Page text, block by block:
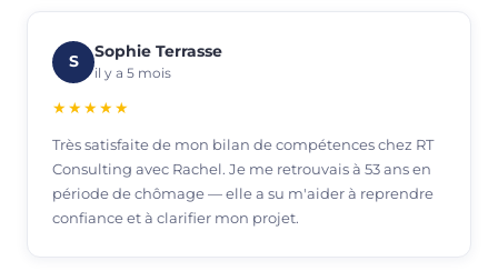
S Sophie Terrasse
il y a 5 mois
★★★★★
Très satisfaite de mon bilan de compétences chez RT
Consulting avec Rachel. Je me retrouvais à 53 ans en
période de chômage — elle a su m'aider à reprendre
confiance et à clarifier mon projet.